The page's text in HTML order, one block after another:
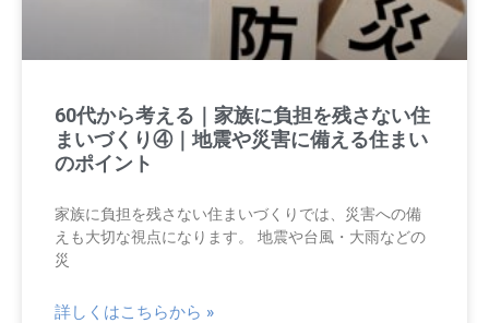
60代から考える｜家族に負担を残さない住
まいづくり④｜地震や災害に備える住まい
のポイント
家族に負担を残さない住まいづくりでは、災害への備
えも大切な視点になります。 地震や台風・大雨などの
災
詳しくはこちらから »